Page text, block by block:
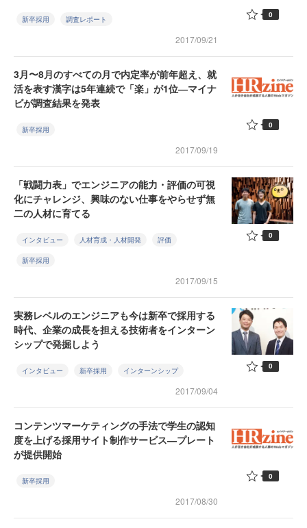
新卒採用 調査レポート
2017/09/21
0
3月〜8月のすべての月で内定率が前年超え、就
活を表す漢字は5年連続で「楽」が1位―マイナ
ビが調査結果を発表
新卒採用
2017/09/19
0
「戦闘力表」でエンジニアの能力・評価の可視
化にチャレンジ、興味のない仕事をやらせず無
二の人材に育てる
インタビュー 人材育成・人材開発 評価
新卒採用
2017/09/15
0
実務レベルのエンジニアも今は新卒で採用する
時代、企業の成長を担える技術者をインターン
シップで発掘しよう
インタビュー 新卒採用 インターンシップ
2017/09/04
0
コンテンツマーケティングの手法で学生の認知
度を上げる採用サイト制作サービス―プレート
が提供開始
新卒採用
2017/08/30
0